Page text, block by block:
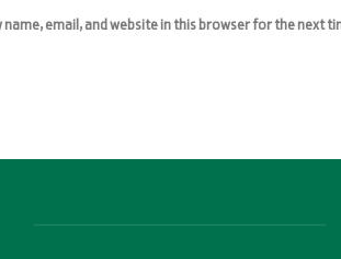
name, email, and website in this browser for the next